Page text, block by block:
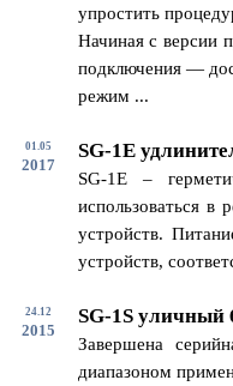
упростить
Начиная с версии
подключения —
режим ...
01.05
2017
SG-1E
SG-1E –
использоваться в
устройств.
устройств,
24.12
2015
SG-1S уличный
Завершена
диапазоном